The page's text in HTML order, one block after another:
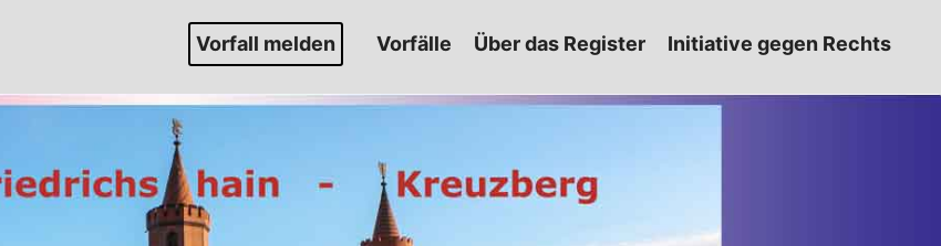
Vorfall melden Vorfälle Über das Register Initiative gegen Rechts